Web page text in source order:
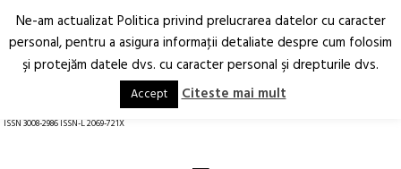
Arhitectură.
Oraș.
RO EN
ISSN 3008-2986 ISSN-L 2069-721X
Ne-am actualizat Politica privind prelucrarea datelor cu caracter
personal, pentru a asigura informaţii detaliate despre cum folosim
şi protejăm datele dvs. cu caracter personal şi drepturile dvs.
Accept Citeste mai mult